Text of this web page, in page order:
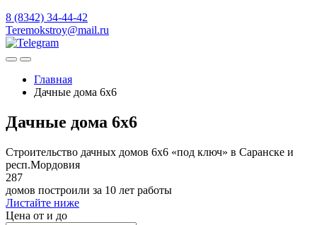
8 (8342) 34-44-42
Teremokstroy@mail.ru
Главная
Дачные дома 6x6
Дачные дома 6x6
Строительство дачных домов 6х6 «под ключ» в Саранске и
респ.Мордовия
287
домов построили за 10 лет работы
Листайте ниже
Цена от и до